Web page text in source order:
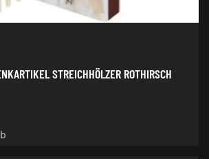
STREICHHÖLZER ROTHIRSCH